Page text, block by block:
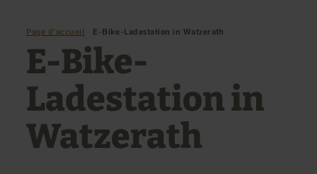
Page d'accueil E-Bike-Ladestation in Watzerath
E-Bike-
Ladestation in
Watzerath